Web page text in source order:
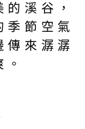
溪谷，
季節空氣
傳來潺潺